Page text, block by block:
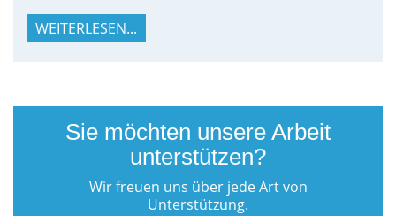
WEITERLESEN...
Sie möchten unsere Arbeit
unterstützen?
Wir freuen uns über jede Art von
Unterstützung.